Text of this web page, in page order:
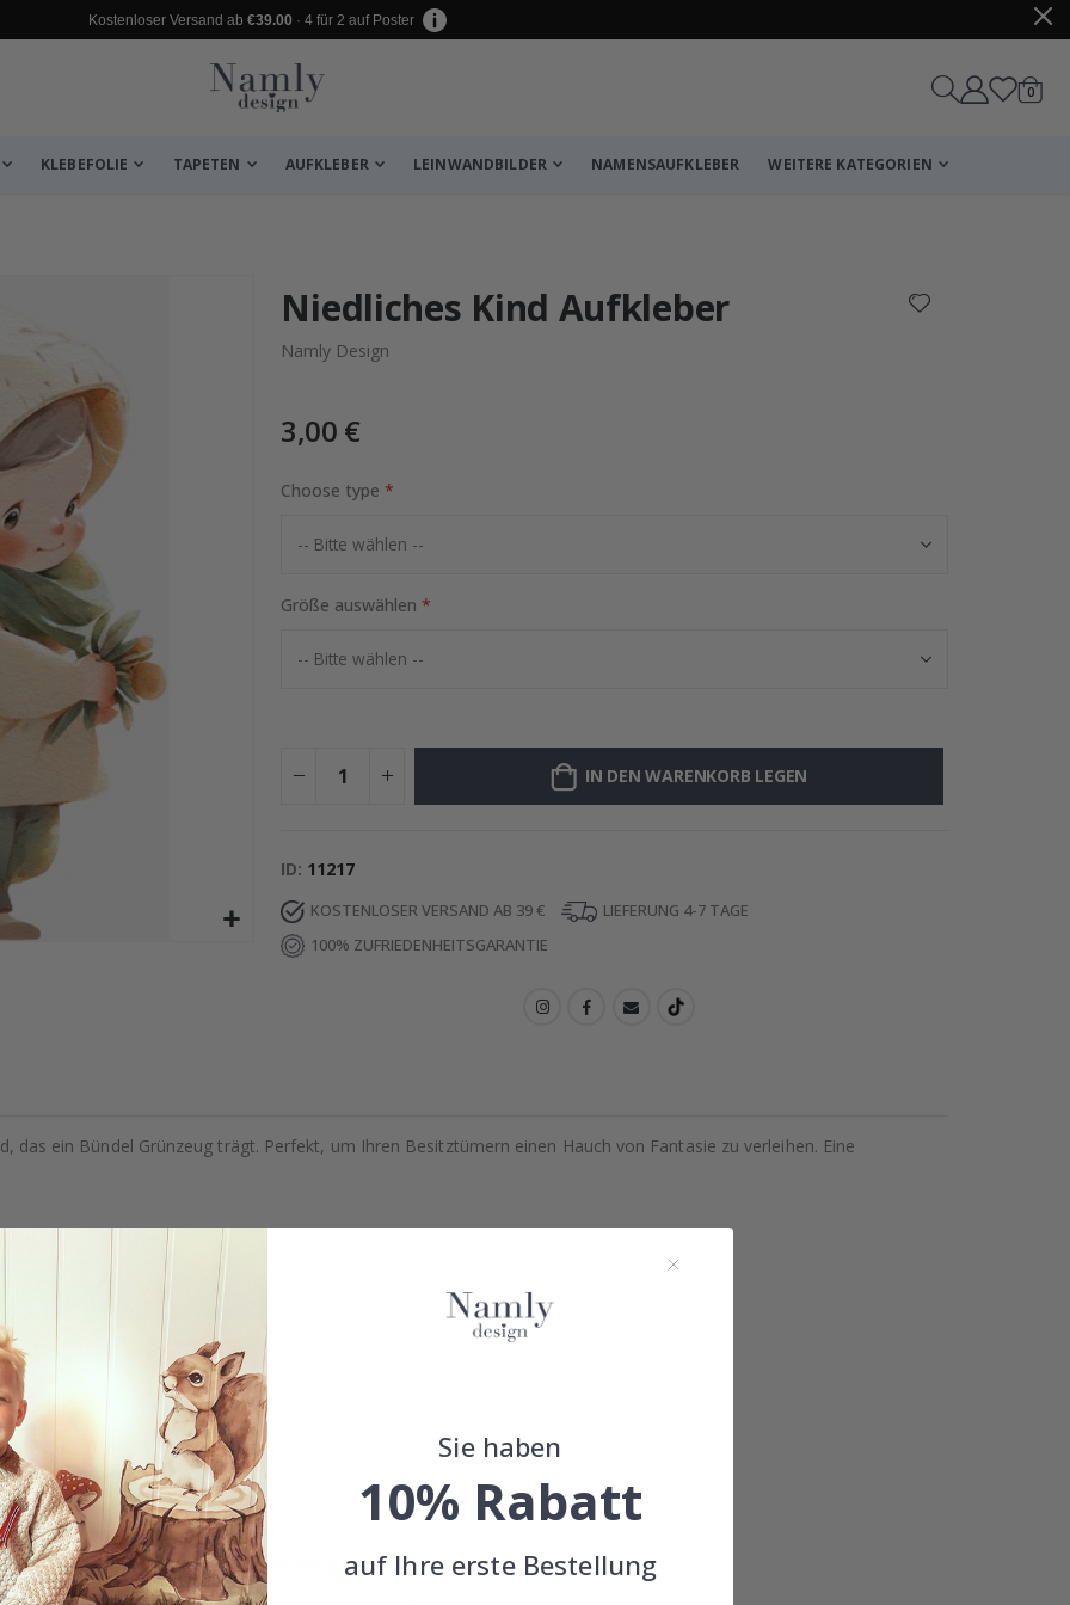
Kostenloser Versand ab €39.00 · 4 für 2 auf Poster
Wagen
0
KLEBEFOLIE TAPETEN AUFKLEBER LEINWANDBILDER NAMENSAUFKLEBER WEITERE KATEGORIEN
✔ Niedliches Kind Aufkleber
Namly Design
3,00 €
Choose type
Größe auswählen
IN DEN WARENKORB LEGEN
ID 11217
KOSTENLOSER VERSAND AB 39 €
LIEFERUNG 4-7 TAGE
100% ZUFRIEDENHEITSGARANTIE
das ein Bündel Grünzeug trägt. Perfekt, um Ihren Besitztümern einen Hauch von Fantasie zu verleihen. Eine
und mehr.
matter Oberfläche gefertigt.
sauberes Aussehen.
zu hinterlassen.
paarweise auf einem Bogen gedruckt, um Abfall zu reduzieren.
Inspiration von unseren glücklichen Kunden!
Sie haben
10% Rabatt
auf Ihre erste Bestellung